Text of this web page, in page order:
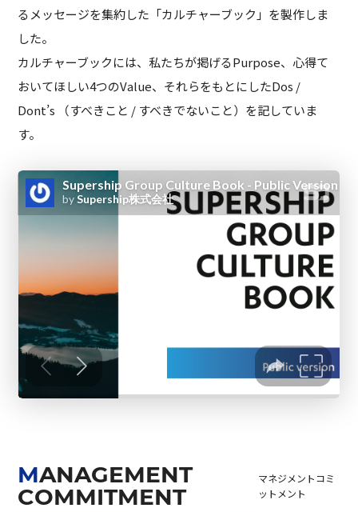
るメッセージを集約した「カルチャーブック」を製作しま
した。
カルチャーブックには、私たちが掲げるPurpose、心得て
おいてほしい4つのValue、 それらをもとにしたDos /
Dont’s （すべきこと / すべきでないこと）を記していま
す。
MANAGEMENT
COMMITMENT
マネジメントコミ
ットメント